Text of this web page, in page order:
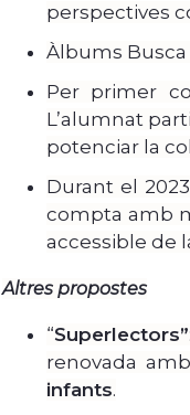
perspectives
Àlbums Busca
Per primer
L’alumnat
potenciar la
Durant el
compta amb
accessible de
Altres propostes
“Superlectors”
renovada
infants.